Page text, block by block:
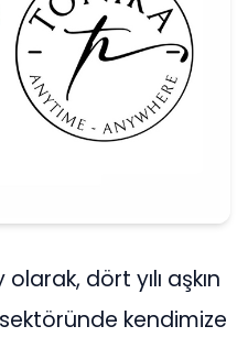
dört yılı aşkın
kendimize